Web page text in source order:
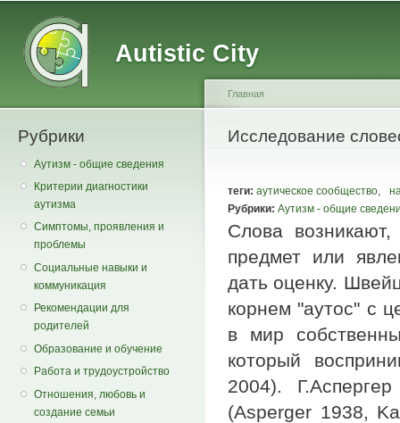
Autistic City
Рубрики
Аутизм - общие сведения
Критерии диагностики
аутизма
Симптомы, проявления и
проблемы
Социальные навыки и
коммуникация
Рекомендации для
родителей
Образование и обучение
Работа и трудоустройство
Отношения, любовь и
создание семьи
You are here
Главная
Исследование
теги: аутическое сообщество
Рубрики: Аутизм - общие
Слова
предмет или
дать оценку.
корнем "аутос" с
в мир
который
2004).
(Asperger 1938,